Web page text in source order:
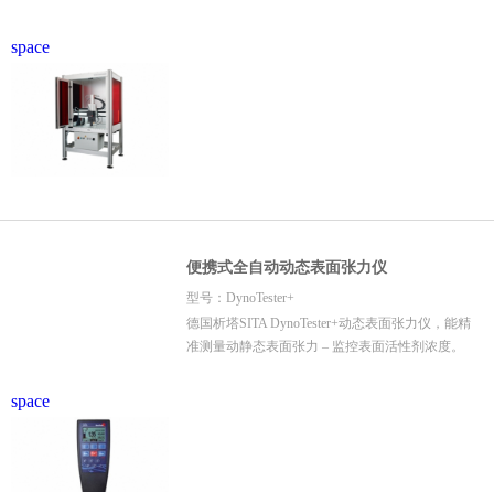
space
space
便携式全自动动态表面张力仪
型号：DynoTester+
德国析塔SITA DynoTester+动态表面张力仪，能精
准测量动静态表面张力 – 监控表面活性剂浓度。